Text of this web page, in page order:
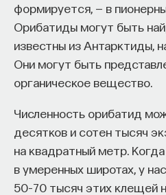
формируется, — в
Орибатиды могут быть
известны из Антарктиды,
Они могут быть
органическое вещество.
Численность орибатид
десятков и сотен тысяч
на квадратный метр.
в умеренных широтах, у
50–70 тысяч этих клещей
— Узнаете, как философия
на основополагающие
такое пространство и что
значит мыслить и что
сознание? Реальна ли
мы знаем то, что знаем?
— Переосмыслите
собственному знанию.